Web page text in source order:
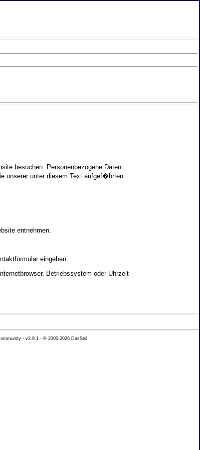
besuchen. Personenbezogene Daten
unserer unter diesem Text aufgef�hrten
entnehmen.
eingeben.
Betriebssystem oder Uhrzeit
verwendet werden.
erhalten. Sie haben au�erdem ein
- v3.9.1 - © 2000-2026 DasSeil